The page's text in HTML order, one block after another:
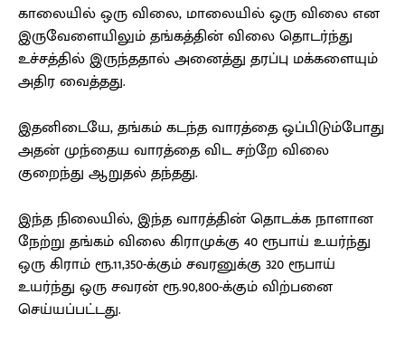
காலையில் ஒரு விலை, மாலையில் ஒரு விலை என
இருவேளையிலும் தங்கத்தின் விலை தொடர்ந்து
உச்சத்தில் இருந்ததால் அனைத்து தரப்பு மக்களையும்
அதிர வைத்தது.
இதனிடையே, தங்கம் கடந்த வாரத்தை ஒப்பிடும்போது
அதன் முந்தைய வாரத்தை விட சற்றே விலை
குறைந்து ஆறுதல் தந்தது.
இந்த நிலையில், இந்த வாரத்தின் தொடக்க நாளான
நேற்று தங்கம் விலை கிராமுக்கு 40 ரூபாய் உயர்ந்து
ஒரு கிராம் ரூ.11,350-க்கும் சவரனுக்கு 320 ரூபாய்
உயர்ந்து ஒரு சவரன் ரூ.90,800-க்கும் விற்பனை
செய்யப்பட்டது.